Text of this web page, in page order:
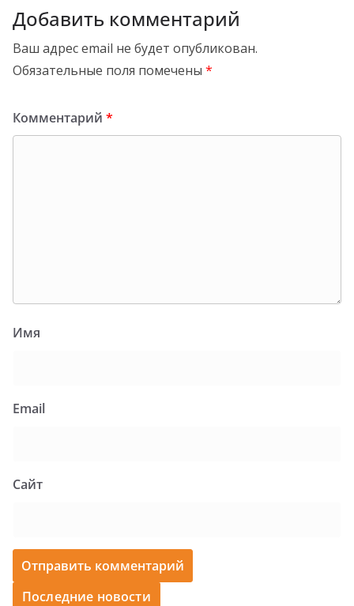
Добавить комментарий
Ваш адрес email не будет опубликован.
Обязательные поля помечены *
Комментарий *
Имя
Email
Сайт
Последние новости